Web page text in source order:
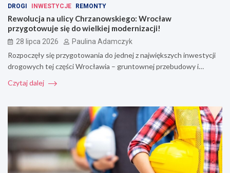
DROGI INWESTYCJE REMONTY
Rewolucja na ulicy Chrzanowskiego: Wrocław
przygotowuje się do wielkiej modernizacji!
28 lipca 2026 Paulina Adamczyk
Rozpoczęły się przygotowania do jednej z największych inwestycji
drogowych tej części Wrocławia – gruntownej przebudowy i…
Czytaj dalej